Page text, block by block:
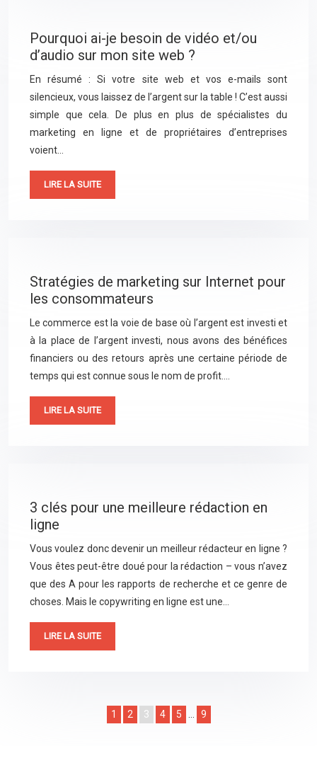
Pourquoi ai-je besoin de vidéo et/ou
d’audio sur mon site web ?
En résumé : Si votre site web et vos e-mails sont
silencieux, vous laissez de l’argent sur la table ! C’est aussi
simple que cela. De plus en plus de spécialistes du
marketing en ligne et de propriétaires d’entreprises
voient…
LIRE LA SUITE
Stratégies de marketing sur Internet pour
les consommateurs
Le commerce est la voie de base où l’argent est investi et
à la place de l’argent investi, nous avons des bénéfices
financiers ou des retours après une certaine période de
temps qui est connue sous le nom de profit….
LIRE LA SUITE
3 clés pour une meilleure rédaction en
ligne
Vous voulez donc devenir un meilleur rédacteur en ligne ?
Vous êtes peut-être doué pour la rédaction – vous n’avez
que des A pour les rapports de recherche et ce genre de
choses. Mais le copywriting en ligne est une…
LIRE LA SUITE
1 2 3 4 5 9